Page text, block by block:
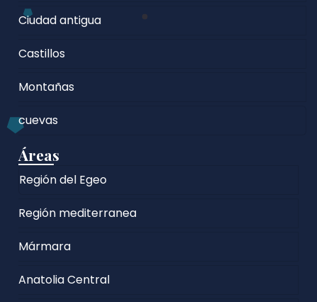
Ciudad antigua
Castillos
Montañas
cuevas
Áreas
Región del Egeo
Región mediterranea
Mármara
Anatolia Central